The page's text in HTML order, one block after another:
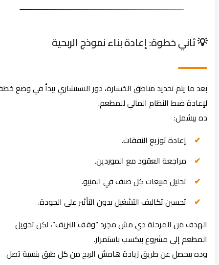
💡 ثاني خطوة: إعادة بناء نموذج الربحية
بعد ما يتم تحديد مناطق الخسارة، دور الاستشاري يبدأ في وضع خطة
لإعادة ضبط النظام المالي للمطعم.
ده بيشمل:
إعادة توزيع النفقات.
مراجعة العقود مع الموردين.
تحليل مبيعات كل صنف في المنيو.
تحسين تكاليف التشغيل بدون التأثير على الجودة.
الهدف من المرحلة دي مش مجرد “وقف النزيف”، لكن تحويل
المطعم إلى مشروع بيكسب باستمرار.
وده بيحصل عن طريق زيادة هامش الربح من كل طبق بنسبة تصل